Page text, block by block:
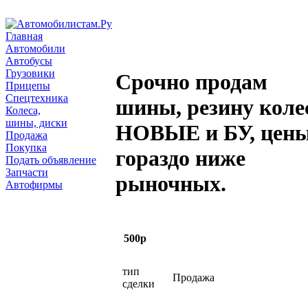
Главная
Автомобили
Автобусы
Грузовики
Прицепы
Спецтехника
Колеса,
шины, диски
Продажа
Покупка
Подать объявление
Запчасти
Автофирмы
Срочно продам
шины, резину
НОВЫЕ и БУ,
гораздо ниже
рыночных.
500р
тип
сделки
Продажа